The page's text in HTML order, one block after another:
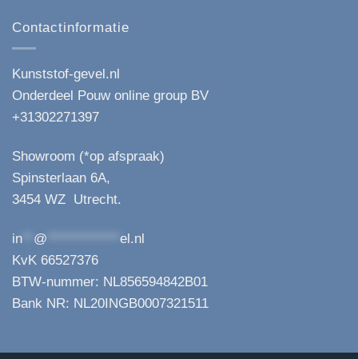
Contactinformatie
Kunststof-gevel.nl
Onderdeel Pouw online group BV
+31302271397
Showroom (*op afspraak)
Spinsterlaan 6A,
3454 WZ Utrecht.
in @
el.nl
KvK 66527376
BTW-nummer: NL856594842B01
Bank NR: NL20INGB0007321511